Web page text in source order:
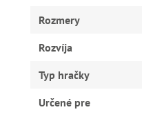
Rozmery
Rozvíja
Typ hračky
Určené pre